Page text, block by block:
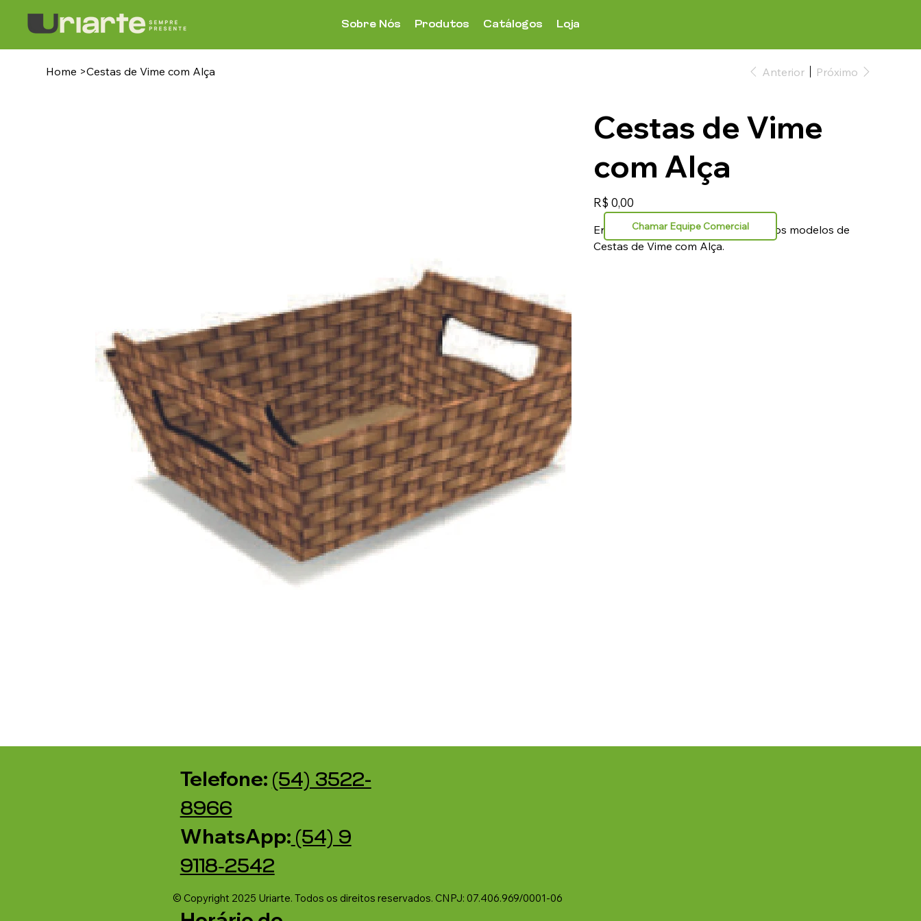
Sobre Nós Produtos Catálogos Loja
Home >Cestas de Vime com Alça Anterior Próximo
Cestas de Vime
com Alça
Preço
R$ 0,00
Entre em contato e conheça todos os modelos de
Cestas de Vime com Alça.
Chamar Equipe Comercial
Telefone: (54) 3522-
8966
WhatsApp: (54) 9
9118‑2542‬
© Copyright 2025 Uriarte. Todos os direitos reservados. CNPJ: 07.406.969/0001-06